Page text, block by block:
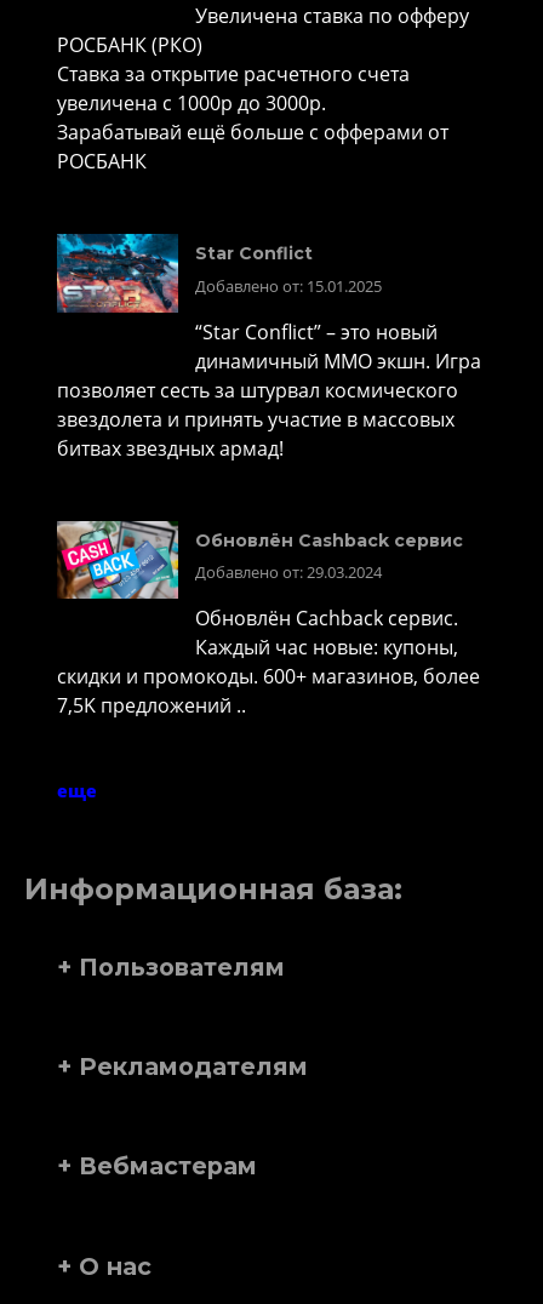
Увеличена ставка по офферу
РОСБАНК (РКО)
Ставка за открытие расчетного счета
увеличена с 1000р до 3000р.
Зарабатывай ещё больше с офферами от
РОСБАНК
Star Conflict
Добавлено от: 15.01.2025
“Star Conflict” – это новый
динамичный MMO экшн. Игра
позволяет сесть за штурвал космического
звездолета и принять участие в массовых
битвах звездных армад!
Обновлён Cashback сервис
Добавлено от: 29.03.2024
Обновлён Cachback сервис.
Каждый час новые: купоны,
скидки и промокоды. 600+ магазинов, более
7,5K предложений ..
еще
Информационная база:
+ Пользователям
+ Рекламодателям
+ Вебмастерам
+ О нас